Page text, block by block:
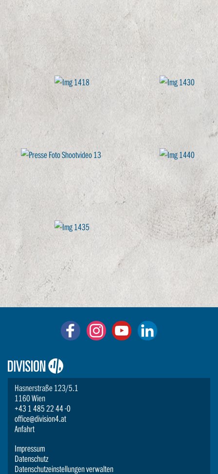
Logo:
Division4
Hasnerstraße 123/5.1
1160 Wien
+43 1 485 22 44 -0
office@division4.at
Anfahrt
Impressum
Datenschutz
Datenschutzeinstellungen verwalten